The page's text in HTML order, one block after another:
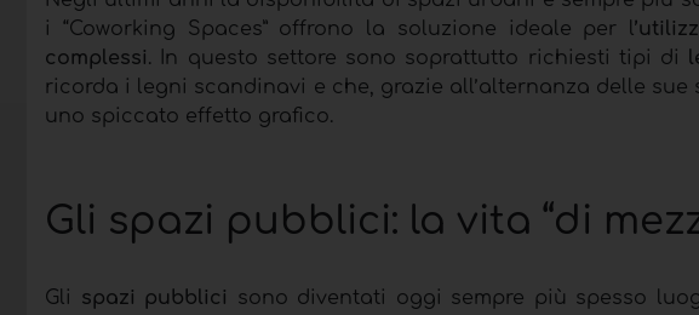
i “Coworking Spaces” offrono la soluzione ideale per l
complessi. In questo settore sono soprattutto richiesti tipi di
ricorda i legni scandinavi e che, grazie all’alternanza delle
uno spiccato effetto grafico.
Gli spazi pubblici: la vita “di
Gli spazi pubblici
sono diventati oggi sempre più spesso